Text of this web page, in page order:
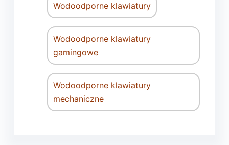
Wodoodporne klawiatury
Wodoodporne klawiatury
gamingowe
Wodoodporne klawiatury
mechaniczne